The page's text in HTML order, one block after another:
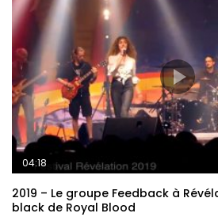
04:18
2019 – Le groupe Feedback à
black de Royal Blood